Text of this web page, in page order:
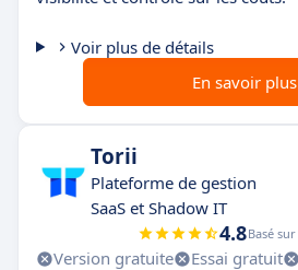
Voir plus de détails
En savoir plus
Torii
Plateforme de gestion
SaaS et Shadow IT
4.8Basé sur
Version gratuite Essai gratuit